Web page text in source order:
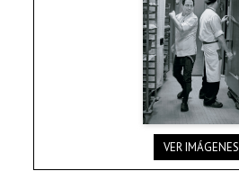
VER IMÁGENES